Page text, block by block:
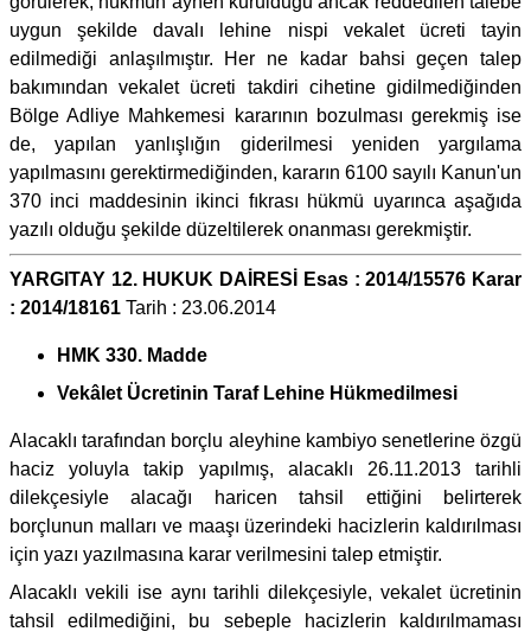
uygun şekilde davalı lehine nispi vekalet ücreti tayin
edilmediği anlaşılmıştır. Her ne kadar bahsi geçen talep
bakımından vekalet ücreti takdiri cihetine gidilmediğinden
Bölge Adliye Mahkemesi kararının bozulması gerekmiş ise
de, yapılan yanlışlığın giderilmesi yeniden yargılama
yapılmasını gerektirmediğinden, kararın 6100 sayılı Kanun'un
370 inci maddesinin ikinci fıkrası hükmü uyarınca aşağıda
yazılı olduğu şekilde düzeltilerek onanması gerekmiştir.
YARGITAY 12. HUKUK DAİRESİ Esas : 2014/15576 Karar
: 2014/18161 Tarih : 23.06.2014
HMK 330. Madde
Vekâlet Ücretinin Taraf Lehine Hükmedilmesi
Alacaklı tarafından borçlu aleyhine kambiyo senetlerine özgü
haciz yoluyla takip yapılmış, alacaklı 26.11.2013 tarihli
dilekçesiyle alacağı haricen tahsil ettiğini belirterek
borçlunun malları ve maaşı üzerindeki hacizlerin kaldırılması
için yazı yazılmasına karar verilmesini talep etmiştir.
Alacaklı vekili ise aynı tarihli dilekçesiyle, vekalet ücretinin
tahsil edilmediğini, bu sebeple hacizlerin kaldırılmaması